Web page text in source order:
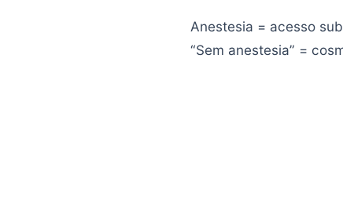
Anestesia = acesso
“Sem anestesia” =